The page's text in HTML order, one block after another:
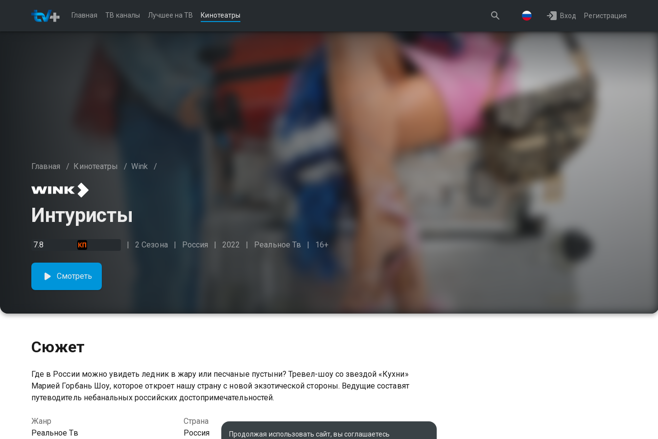
Главная ТВ каналы Лучшее на ТВ Кинотеатры Вход Регистрация
Главная / Кинотеатры / Wink /
Интуристы
7.8 2 Сезона Россия 2022 Реальное Тв 16+
Смотреть
Сюжет
Где в России можно увидеть ледник в жару или песчаные пустыни? Тревел-шоу со звездой «Кухни»
Марией Горбань Шоу, которое откроет нашу страну с новой экзотической стороны. Ведущие составят
путеводитель небанальных российских достопримечательностей.
Жанр
Реальное Тв
Страна
Россия
Продолжая использовать сайт, вы соглашаетесь